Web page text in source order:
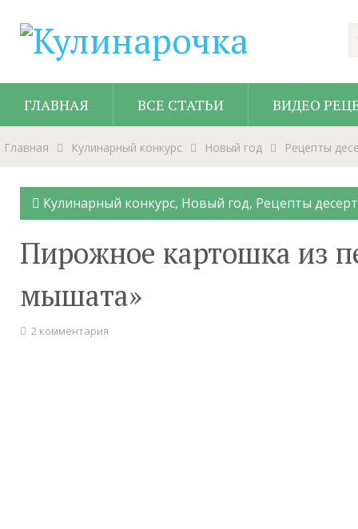
ГЛАВНАЯ ВСЕ СТАТЬИ ВИДЕО
Главная Кулинарный конкурс Новый год Рецепты
Кулинарный конкурс, Новый год, Рецепты
Пирожное картошка из
мышата»
2 комментария